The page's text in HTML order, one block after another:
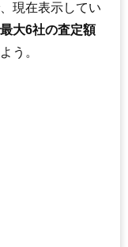
現在表示してい
大6社の査定額
う。